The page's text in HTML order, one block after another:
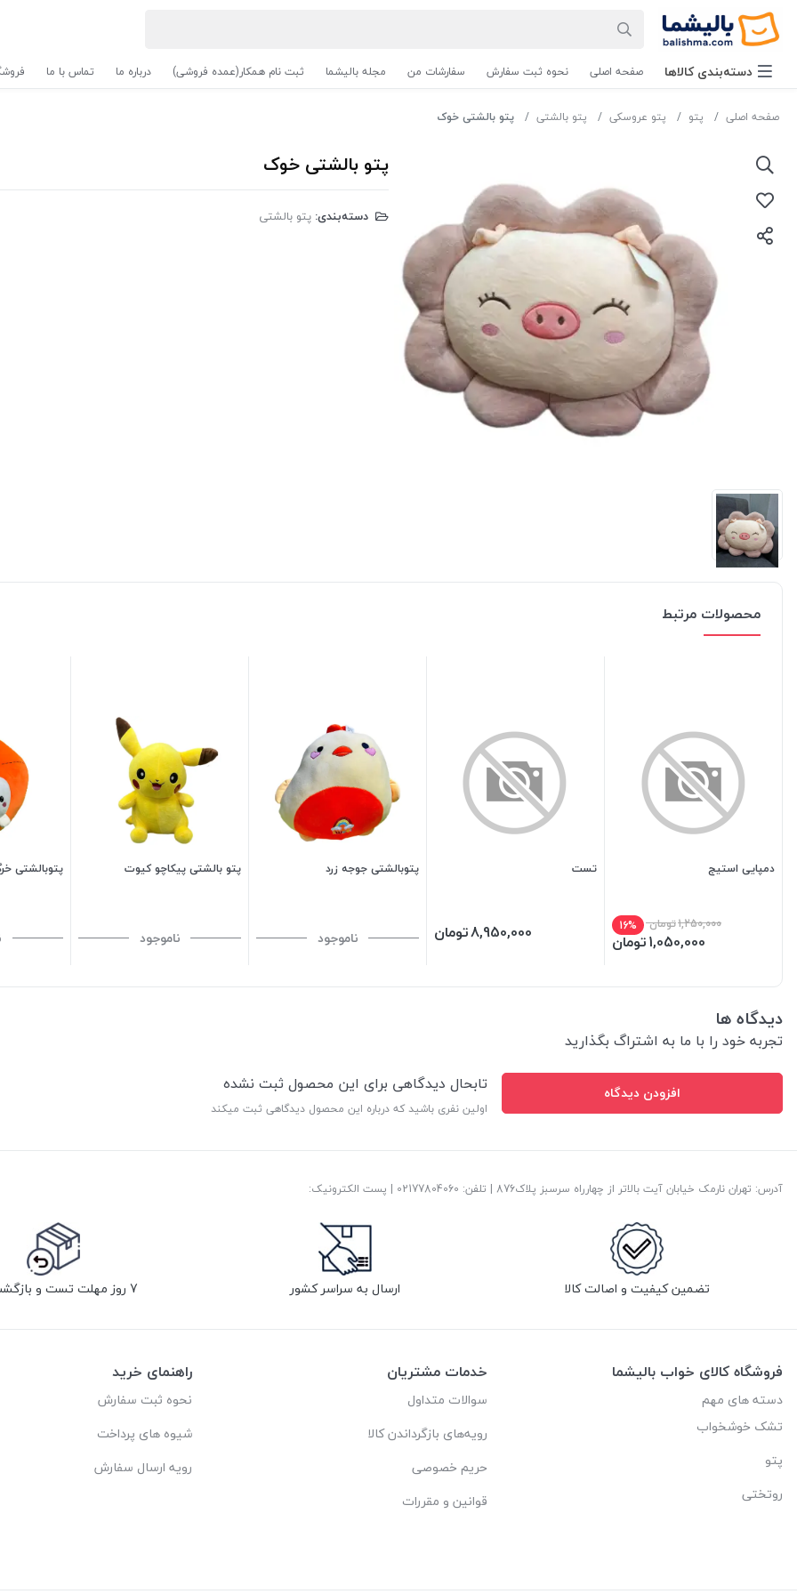
دسته‌بندی‌ کالاها صفحه اصلی نحوه ثبت سفارش سفارشات من مجله بالیشما ثبت نام همکار(عمده فروشی) درباره ما تماس با ما
صفحه اصلی پتو پتو عروسکی پتو بالشتی پتو بالشتی خوک
پتو بالشتی خوک
دسته‌بندی: پتو بالشتی
محصولات مرتبط
دمپایی استیج
1,250,000تومان 16%
1,050,000تومان
تست
8,950,000تومان
پتوبالشتی جوجه زرد
ناموجود
پتو بالشتی پیکاچو کیوت
ناموجود
پتوبالشتی
دیدگاه ها
تجربه خود را با ما به اشتراگ بگذارید
افزودن دیدگاه تابحال دیدگاهی برای این محصول ثبت نشده
اولین نفری باشید که درباره این محصول دیدگاهی ثبت میکند
آدرس: تهران نارمک خیابان آیت بالاتر از چهارراه سرسبز پلاک876 | تلفن: ‎02177804060 | پست الکترونیک:
تضمین کیفیت و اصالت کالا ارسال به سراسر کشور 7 روز مهلت تست و بازگشت کالا
فروشگاه کالای خواب بالیشما
دسته های مهم
تشک خوشخواب
پتو
روتختی
خدمات مشتریان
سوالات متداول
رویه‌های بازگرداندن کالا
حریم خصوصی
قوانین و مقررات
راهنمای خرید
نحوه ثبت سفارش
شیوه های پرداخت
رویه ارسال سفارش